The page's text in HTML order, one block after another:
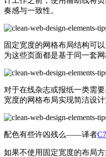
奏感与一致性。
固定宽度的网格布局结构可
为这些页面都是基于同一套
对于在线杂志或报纸一类需
宽度的网格布局实现简洁设计
配色有些许凶残么——译者
如果不使用固定宽度的布局